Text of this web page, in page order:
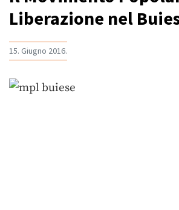
Liberazione nel
15. Giugno 2016.